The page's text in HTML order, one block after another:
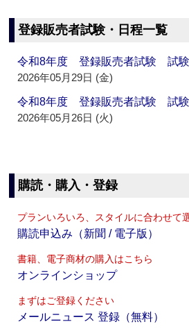
登録販売者試験・日程一覧
令和8年度 登録販売者試験 試
2026年05月29日 (金)
令和8年度 登録販売者試験 試
2026年05月26日 (火)
購読・購入・登録
プランいろいろ、スタイルに合わせて
購読申込み（新聞 / 電子版）
書籍、電子商材の購入はこちら
オンラインショップ
まずはご登録ください
メールニュース 登録（無料）